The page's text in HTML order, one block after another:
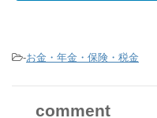
-お金・年金・保険・税金
comment